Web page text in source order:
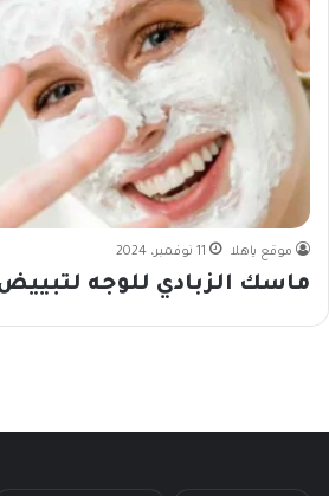
موقع ياهلا 11 نوفمبر، 2024
ماسك الزبادي للوجه